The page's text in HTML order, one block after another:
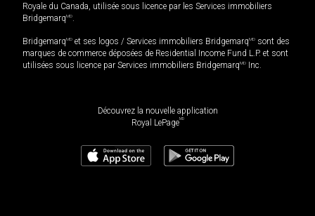
Royale du Canada, utilisée sous licence par les Services immobiliers
BridgemarqMD.
BridgemarqMD et ses logos / Services immobiliers BridgemarqMD sont des
marques de commerce déposées de Residential Income Fund L.P. et sont
utilisées sous licence par Services immobiliers BridgemarqMD Inc.
Découvrez la nouvelle application
Royal LePageMD